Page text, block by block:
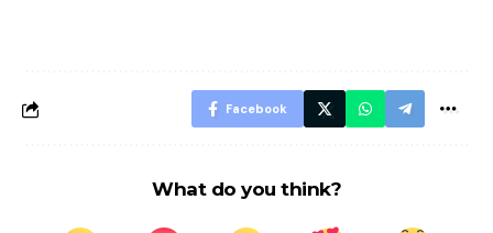
Facebook
What do you think?